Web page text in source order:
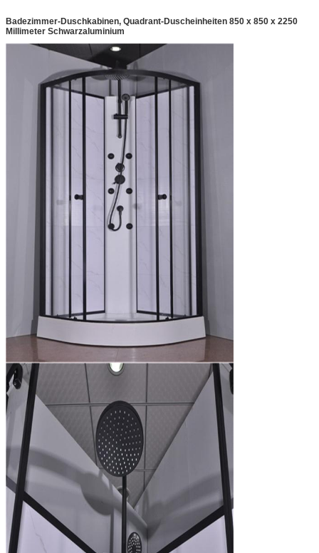
Badezimmer-Duschkabinen, Quadrant-Duscheinheiten 850 x 850 x 2250
Millimeter Schwarzaluminium